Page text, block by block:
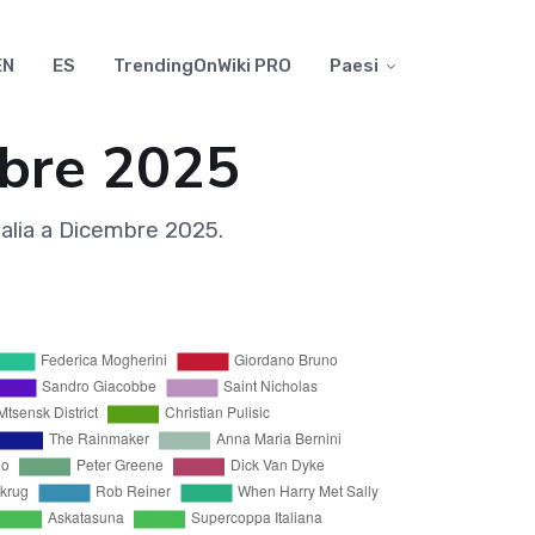
ES TrendingOnWiki PRO Paesi
2025
a Dicembre 2025.